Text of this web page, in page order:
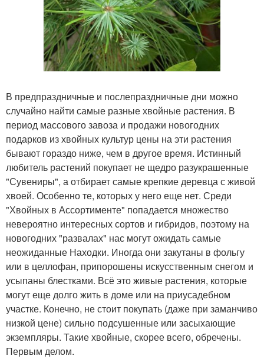
В предпраздничные и послепраздничные дни можно
случайно найти самые разные хвойные растения. В
период массового завоза и продажи новогодних
подарков из хвойных культур цены на эти растения
бывают гораздо ниже, чем в другое время. Истинный
любитель растений покупает не щедро разукрашенные
"Сувениры", а отбирает самые крепкие деревца с живой
хвоей. Особенно те, которых у него еще нет. Среди
"Хвойных в Ассортименте" попадается множество
невероятно интересных сортов и гибридов, поэтому на
новогодних "развалах" нас могут ожидать самые
неожиданные Находки. Иногда они закутаны в фольгу
или в целлофан, припорошены искусственным снегом и
усыпаны блестками. Всё это живые растения, которые
могут еще долго жить в доме или на приусадебном
участке. Конечно, не стоит покупать (даже при заманчиво
низкой цене) сильно подсушенные или засыхающие
экземпляры. Такие хвойные, скорее всего, обречены.
Первым делом.